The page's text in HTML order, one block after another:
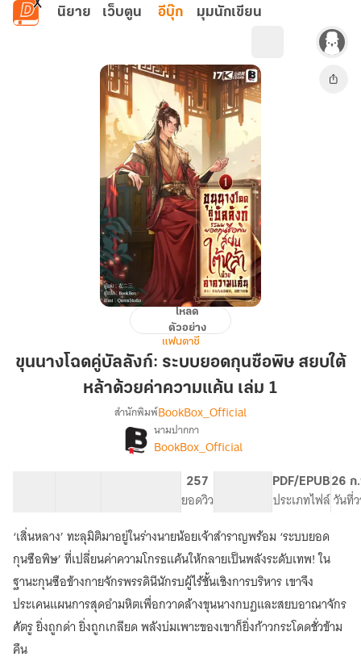
ข้ามไปยังเนื้อหาหลัก
นิยาย เว็บตูน อีบุ๊ก มุมนักเขียน
ขุนนาง
คู่
บัลลังก์:
ระบบ
ยอด
กุนซือ
สยบ
หล้า
ด้วย
ค่า
ความ
แค้น
เล่ม
1
โหลด
ตัวอย่าง
แฟนตาซี
ขุนนางโฉดคู่บัลลังก์: ระบบยอดกุนซือพิษ สยบใต้
หล้าด้วยค่าความแค้น เล่ม 1
เรื่อง
ขุนนาง
โฉด
คู่
บัลลังก์:
ระบบ
ยอด
กุนซือ
พิษ
สยบ
ใต้
หล้า
ด้วย
สำนักพิมพ์BookBox_Official
นามปากกา
BookBox_Official
257
ยอดวิว
PDF/EPUB
ประเภทไฟล์
26 ก
วันที่
‘เสิ่นหลาง’ ทะลุมิติมาอยู่ในร่างนายน้อยเจ้าสำราญพร้อม ‘ระบบยอด
กุนซือพิษ’ ที่เปลี่ยนค่าความโกรธแค้นให้กลายเป็นพลังระดับเทพ! ใน
ฐานะกุนซือข้างกายจักรพรรดินีนักรบผู้ไร้ชั้นเชิงการบริหาร เขาจึง
ประเคนแผนการสุดอำมหิตเพื่อกวาดล้างขุนนางกบฏและสยบอาณาจักร
ศัตรู ยิ่งถูกด่า ยิ่งถูกเกลียด พลังบ่มเพาะของเขาก็ยิ่งก้าวกระโดดชั่วข้าม
คืน